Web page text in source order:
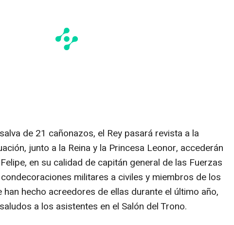
de 21 cañonazos, el Rey pasará revista a la
junto a la Reina y la Princesa Leonor, accederán
en su calidad de capitán general de las Fuerzas
militares a civiles y miembros de los
hecho acreedores de ellas durante el último año,
a los asistentes en el Salón del Trono.